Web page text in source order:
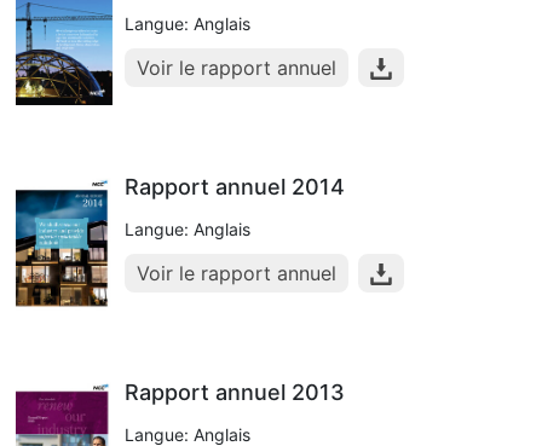
Langue: Anglais
Voir le rapport annuel
Rapport annuel 2014
Langue: Anglais
Voir le rapport annuel
Rapport annuel 2013
Langue: Anglais